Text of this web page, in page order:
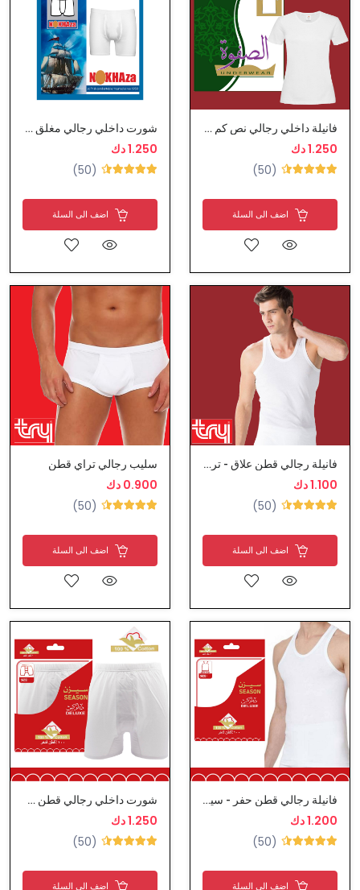
فانيلة داخلي رجالي نص كم قطن ماركة الصفوة
1.250 دك
(50)
اضف الى السلة
شورت داخلي رجالي مغلق ماركة النوخذة
1.250 دك
(50)
اضف الى السلة
فانيلة رجالي قطن علاق - تراي
1.100 دك
(50)
اضف الى السلة
سليب رجالي تراي قطن
0.900 دك
(50)
اضف الى السلة
فانيلة رجالي قطن حفر - سيزن
1.200 دك
(50)
اضف الى السلة
شورت داخلي رجالي قطن من سيزن
1.250 دك
(50)
اضف الى السلة